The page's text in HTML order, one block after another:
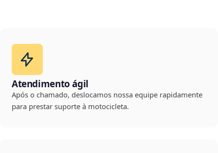
Atendimento ágil
Após o chamado, deslocamos nossa equipe rapidamente
para prestar suporte à motocicleta.